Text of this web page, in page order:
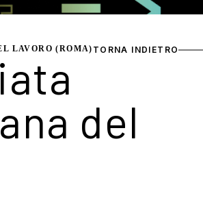
LAVORO (ROMA) TORNA INDIETRO
del